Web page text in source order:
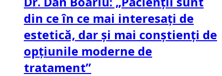
din ce în ce mai interesați de
estetică, dar și mai conștienți de
opțiunile moderne de
tratament”